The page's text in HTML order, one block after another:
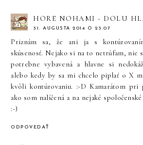
HORE NOHAMI - DOLU
31. AUGUSTA 2014 O 23:07
Priznám sa, že ani ja s
skúsenosť. Nejako si na to netrúfam, nie
potrebne vybavená a hlavne si
alebo kedy by sa mi chcelo piplať o X
kvôli kontúrovaniu. :-D Kamarátom pri
ako som nalíčená a na nejaké
:-)
ODPOVEDAŤ